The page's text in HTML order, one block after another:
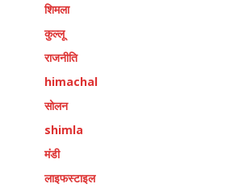
शिमला
कुल्लू
राजनीति
himachal
सोलन
shimla
मंडी
लाइफस्टाइल